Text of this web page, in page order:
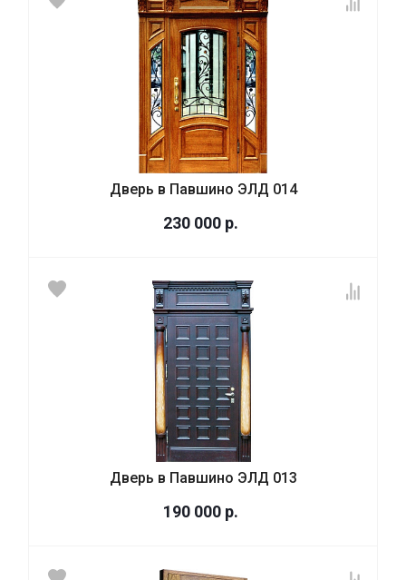
Дверь в Павшино ЭЛД 014
230 000 р.
Дверь в Павшино ЭЛД 013
190 000 р.